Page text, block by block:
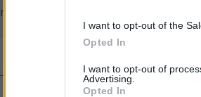
I want to opt-out of the
Opted In
I want to opt-out of
Advertising.
Opted In
Fontaine vanuit Le Tholy